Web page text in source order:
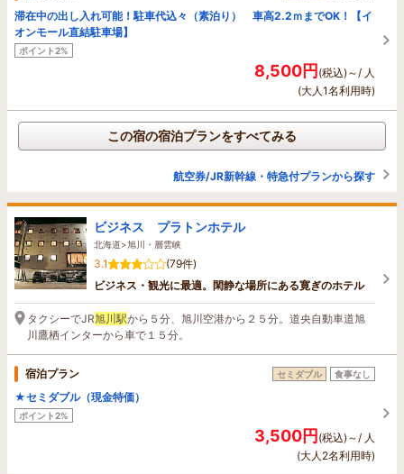
滞在中の出し入れ可能！駐車代込々（素泊り） 車高2.2ｍまでOK！【イ
オンモール直結駐車場】
ポイント2%
8,500円(税込)～/ 人
(大人1名利用時)
この宿の宿泊プランをすべてみる
航空券/JR新幹線・特急付プランから探す
ビジネス プラトンホテル
北海道>旭川・層雲峡
3.1
(79件)
ビジネス・観光に最適。閑静な場所にある寛ぎのホテル
タクシーでJR旭川駅から５分、旭川空港から２５分。道央自動車道旭
川鷹栖インターから車で１５分。
宿泊プラン セミダブル 食事なし
★セミダブル（現金特価）
ポイント2%
3,500円(税込)～/ 人
(大人2名利用時)